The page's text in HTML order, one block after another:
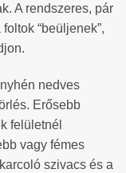
A rendszeres, pár
“beüljenek”,
nedves
Erősebb
felületnél
vagy fémes
szivacs és a